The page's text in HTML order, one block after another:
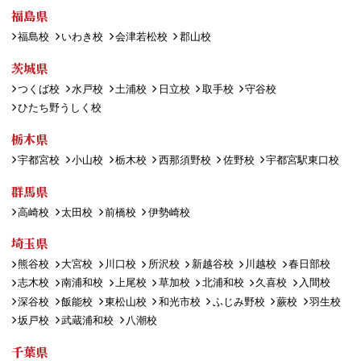
福島県
福島校 いわき校 会津若松校 郡山校
茨城県
つくば校 水戸校 土浦校 日立校 取手校
守谷校
ひたち野うしく校
栃木県
宇都宮校 小山校 栃木校 西那須野校 佐野校 宇都宮駅東口校
群馬県
高崎校 太田校 前橋校 伊勢崎校
埼玉県
熊谷校 大宮校 川口校 所沢校 新越谷校 川越校
春日部校
志木校
南浦和校 上尾校 草加校 北浦和校 久喜校
入間校
深谷校
飯能校 東松山校 和光市校 ふじみ野校 蕨校
羽生校
坂戸校
武蔵浦和校 八潮校
千葉県